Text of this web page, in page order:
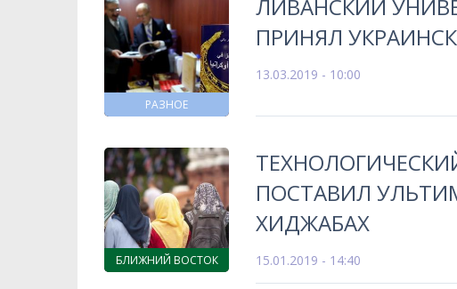
РАЗНОЕ
ЛИВАНСКИЙ
ПРИНЯЛ
13.03.2019 - 10:00
БЛИЖНИЙ ВОСТОК
ПОСТАВИЛ
ХИДЖАБАХ
15.01.2019 - 14:40